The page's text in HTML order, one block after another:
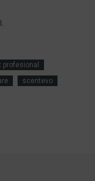
profesional
scentevo